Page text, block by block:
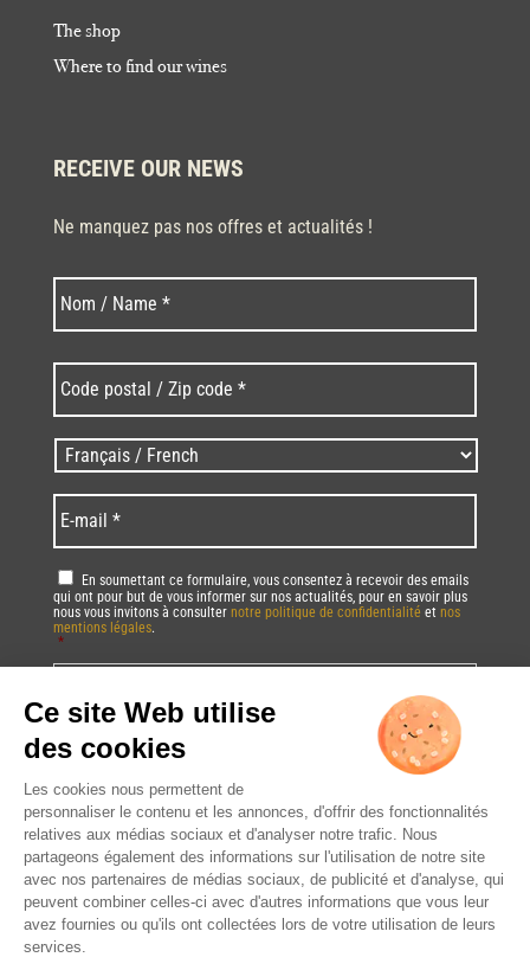
The shop
Where to find our wines
RECEIVE OUR NEWS
Ne manquez pas nos offres et actualités !
Nom * Last
postal
/
Zip
code
* *
Langues
/
Language *
mail *
RGPD *
En soumettant ce formulaire, vous consentez à recevoir des emails
qui ont pour but de vous informer sur nos actualités, pour en savoir plus
nous vous invitons à consulter notre politique de confidentialité et nos
mentions légales.
*
CAPTCHA